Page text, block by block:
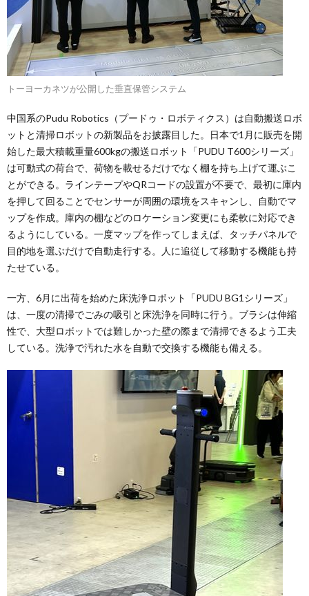
トーヨーカネツが公開した垂直保管システム
中国系のPudu Robotics（プードゥ・ロボティクス）は自動搬送ロボ
ットと清掃ロボットの新製品をお披露目した。日本で1月に販売を開
始した最大積載重量600kgの搬送ロボット「PUDU T600シリーズ」
は可動式の荷台で、荷物を載せるだけでなく棚を持ち上げて運ぶこ
とができる。ラインテープやQRコードの設置が不要で、最初に庫内
を押して回ることでセンサーが周囲の環境をスキャンし、自動でマ
ップを作成。庫内の棚などのロケーション変更にも柔軟に対応でき
るようにしている。一度マップを作ってしまえば、タッチパネルで
目的地を選ぶだけで自動走行する。人に追従して移動する機能も持
たせている。
一方、6月に出荷を始めた床洗浄ロボット「PUDU BG1シリーズ」
は、一度の清掃でごみの吸引と床洗浄を同時に行う。ブラシは伸縮
性で、大型ロボットでは難しかった壁の際まで清掃できるよう工夫
している。洗浄で汚れた水を自動で交換する機能も備える。